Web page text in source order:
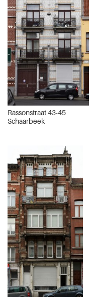
Rassonstraat 43-45
Schaarbeek